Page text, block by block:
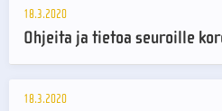
18.3.2020
Ohjeita ja tietoa seuroille
18.3.2020